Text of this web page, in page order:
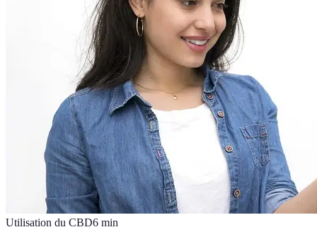
Utilisation du CBD6 min